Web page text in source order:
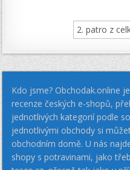
2. patro z
Kdo jsme? Obchodak.online
recenze českých e-shopů,
jednotlivých kategorií podle
jednotlivými obchody si
obchodním domě. U nás
shopy s potravinami, jako